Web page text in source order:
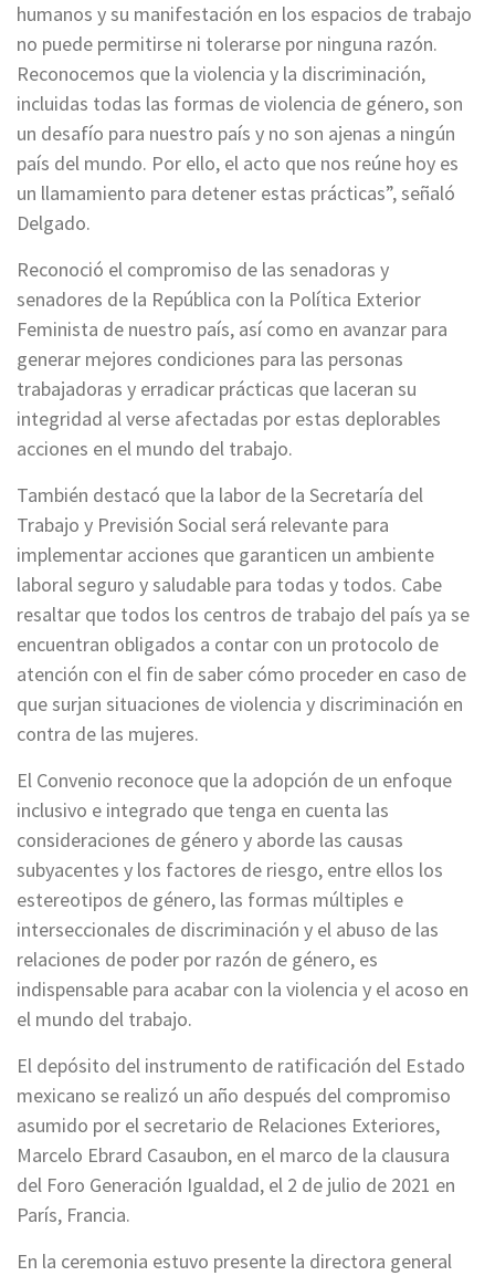
humanos y su manifestación en los espacios de trabajo
no puede permitirse ni tolerarse por ninguna razón.
Reconocemos que la violencia y la discriminación,
incluidas todas las formas de violencia de género, son
un desafío para nuestro país y no son ajenas a ningún
país del mundo. Por ello, el acto que nos reúne hoy es
un llamamiento para detener estas prácticas”, señaló
Delgado.
Reconoció el compromiso de las senadoras y
senadores de la República con la Política Exterior
Feminista de nuestro país, así como en avanzar para
generar mejores condiciones para las personas
trabajadoras y erradicar prácticas que laceran su
integridad al verse afectadas por estas deplorables
acciones en el mundo del trabajo.
También destacó que la labor de la Secretaría del
Trabajo y Previsión Social será relevante para
implementar acciones que garanticen un ambiente
laboral seguro y saludable para todas y todos. Cabe
resaltar que todos los centros de trabajo del país ya se
encuentran obligados a contar con un protocolo de
atención con el fin de saber cómo proceder en caso de
que surjan situaciones de violencia y discriminación en
contra de las mujeres.
El Convenio reconoce que la adopción de un enfoque
inclusivo e integrado que tenga en cuenta las
consideraciones de género y aborde las causas
subyacentes y los factores de riesgo, entre ellos los
estereotipos de género, las formas múltiples e
interseccionales de discriminación y el abuso de las
relaciones de poder por razón de género, es
indispensable para acabar con la violencia y el acoso en
el mundo del trabajo.
El depósito del instrumento de ratificación del Estado
mexicano se realizó un año después del compromiso
asumido por el secretario de Relaciones Exteriores,
Marcelo Ebrard Casaubon, en el marco de la clausura
del Foro Generación Igualdad, el 2 de julio de 2021 en
París, Francia.
En la ceremonia estuvo presente la directora general